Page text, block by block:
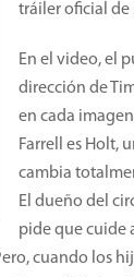
tráiler oficial
En el video, el
dirección de
en cada
Farrell es Holt,
cambia
El dueño del
pide que cuide
cuando los